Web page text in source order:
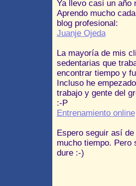
Ya llevo casi un año
Aprendo mucho
blog profesional:
Juanje Ojeda
La mayoría de mis
sedentarias que
encontrar tiempo y
Incluso he
trabajo y gente del
:-P
Entrenamiento online
Espero seguir así
mucho tiempo.
dure :-)